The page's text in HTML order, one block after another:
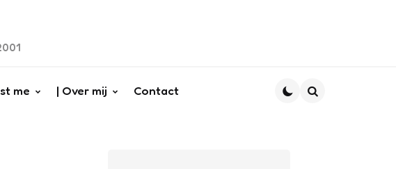
me | Over mij Contact